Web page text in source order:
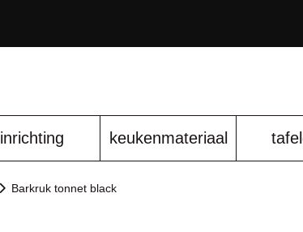
inrichting keukenmateriaal
Barkruk tonnet black